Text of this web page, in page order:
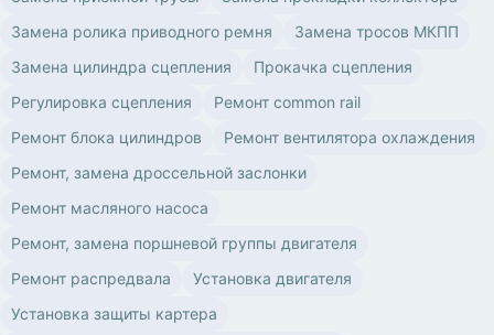
Замена ролика приводного ремня
Замена тросов МКПП
Замена цилиндра сцепления
Прокачка сцепления
Регулировка сцепления
Ремонт common rail
Ремонт блока цилиндров
Ремонт вентилятора охлаждения
Ремонт, замена дроссельной заслонки
Ремонт масляного насоса
Ремонт, замена поршневой группы двигателя
Ремонт распредвала
Установка двигателя
Установка защиты картера